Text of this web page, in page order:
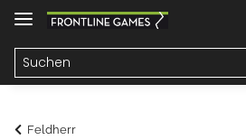
Feldherr